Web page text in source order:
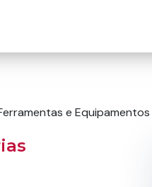
e Equipamentos